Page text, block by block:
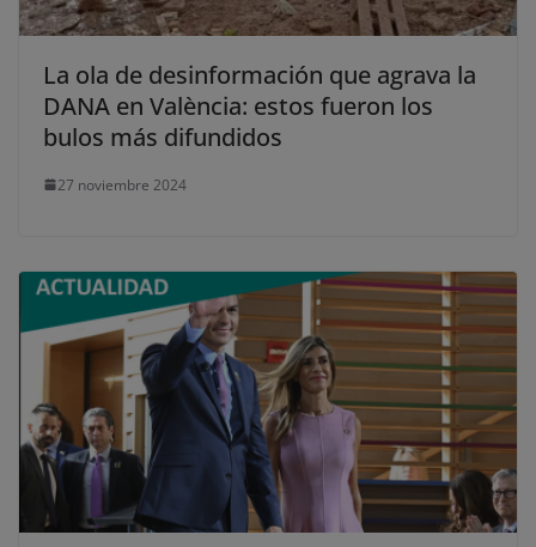
La ola de desinformación que agrava la
DANA en València: estos fueron los
bulos más difundidos
27 noviembre 2024